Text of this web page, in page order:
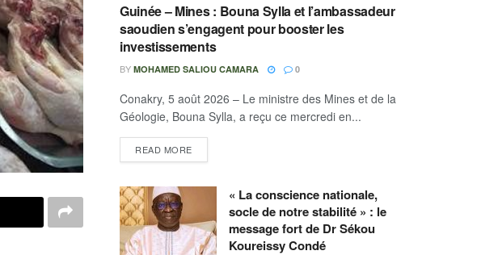
Guinée – Mines : Bouna Sylla et l’ambassadeur
saoudien s’engagent pour booster les
investissements
BY MOHAMED SALIOU CAMARA 0
Conakry, 5 août 2026 – Le ministre des Mines et de la
Géologie, Bouna Sylla, a reçu ce mercredi en...
READ MORE
« La conscience nationale,
socle de notre stabilité » : le
message fort de Dr Sékou
Koureissy Condé